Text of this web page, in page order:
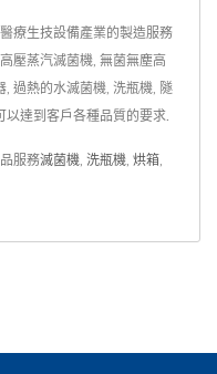
療生技設備產業的製造服務
壓蒸汽滅菌機, 無菌無塵高
, 過熱的水滅菌機, 洗瓶機, 隧
達到客戶各種品質的要求.
服務滅菌機 洗瓶機 烘箱